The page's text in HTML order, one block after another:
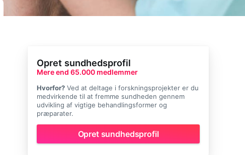
Opret sundhedsprofil
Mere end 65.000 medlemmer
Hvorfor? Ved at deltage i forskningsprojekter er du
medvirkende til at fremme sundheden gennem
udvikling af vigtige behandlingsformer og
præparater.
Opret sundhedsprofil